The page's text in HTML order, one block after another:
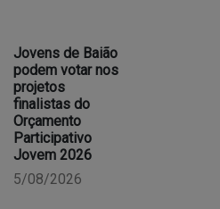
Jovens de Baião
podem votar nos
projetos
finalistas do
Orçamento
Participativo
Jovem 2026
5/08/2026